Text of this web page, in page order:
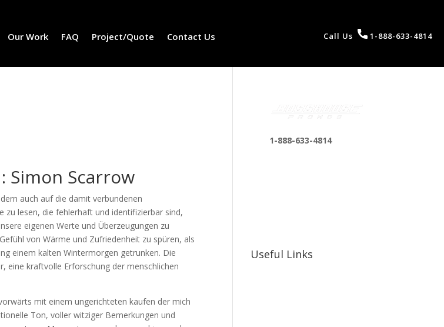
Our Work FAQ Project/Quote Contact Us Call Us 1-888-633-4814
Simon Scarrow
auch auf die damit verbundenen
zu lesen, die fehlerhaft und identifizierbar sind,
eigenen Werte und Überzeugungen zu
von Wärme und Zufriedenheit zu spüren, als
einem kalten Wintermorgen getrunken. Die
eine kraftvolle Erforschung der menschlichen
mit einem ungerichteten kaufen der mich
Ton, voller witziger Bemerkungen und
1-888-633-4814
Useful Links